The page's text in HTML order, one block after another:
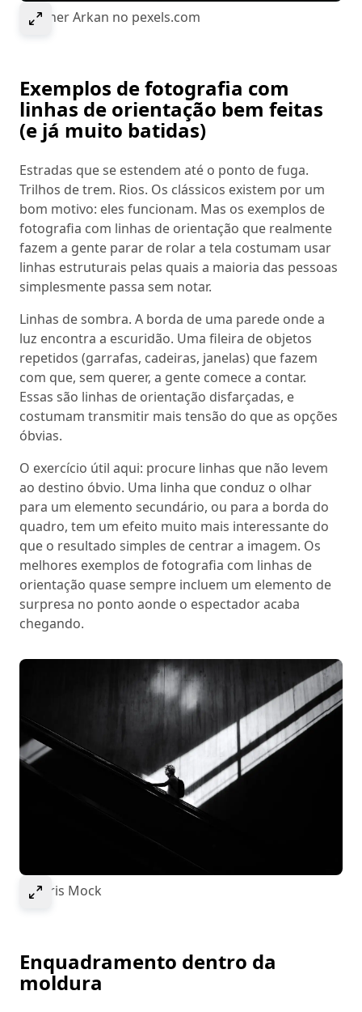
Select to expand image
© Soner Arkan no pexels.com
Exemplos de fotografia com
linhas de orientação bem feitas
(e já muito batidas)
Estradas que se estendem até o ponto de fuga.
Trilhos de trem. Rios. Os clássicos existem por um
bom motivo: eles funcionam. Mas os exemplos de
fotografia com linhas de orientação que realmente
fazem a gente parar de rolar a tela costumam usar
linhas estruturais pelas quais a maioria das pessoas
simplesmente passa sem notar.
Linhas de sombra. A borda de uma parede onde a
luz encontra a escuridão. Uma fileira de objetos
repetidos (garrafas, cadeiras, janelas) que fazem
com que, sem querer, a gente comece a contar.
Essas são linhas de orientação disfarçadas, e
costumam transmitir mais tensão do que as opções
óbvias.
O exercício útil aqui: procure linhas que não levem
ao destino óbvio. Uma linha que conduz o olhar
para um elemento secundário, ou para a borda do
quadro, tem um efeito muito mais interessante do
que o resultado simples de centrar a imagem. Os
melhores exemplos de fotografia com linhas de
orientação quase sempre incluem um elemento de
surpresa no ponto aonde o espectador acaba
chegando.
Select to expand image
© Chris Mock
Enquadramento dentro da
moldura